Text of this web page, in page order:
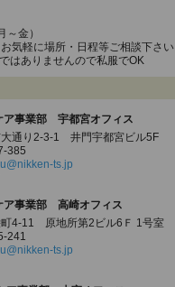
～金）
気軽に場所・日程等ご相談下さい
はありませんので私服でOK
ア事業部 宇都宮オフィス
大通り2-3-1 井門宇都宮ビル5F
385
ts.jp
ア事業部 高崎オフィス
町4-11 原地所第2ビル6Ｆ 1号室
241
ts.jp